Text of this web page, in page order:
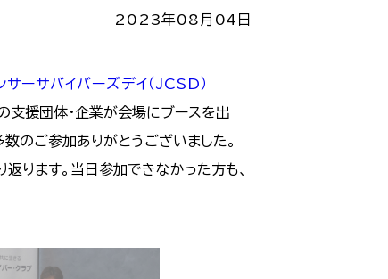
2023年08月04日
サーサバイバーズデイ（JCSD）
支援団体・企業が会場にブースを出
のご参加ありがとうございました。
返ります。当日参加できなかった方も、